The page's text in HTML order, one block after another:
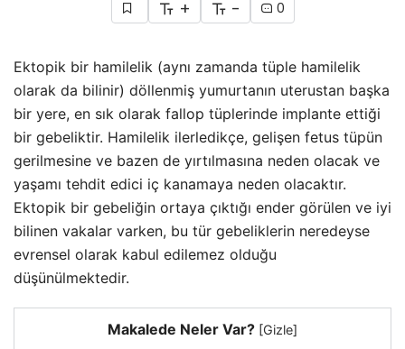
+ - 0
Ektopik bir hamilelik (aynı zamanda tüple hamilelik
olarak da bilinir) döllenmiş yumurtanın uterustan başka
bir yere, en sık olarak fallop tüplerinde implante ettiği
bir gebeliktir. Hamilelik ilerledikçe, gelişen fetus tüpün
gerilmesine ve bazen de yırtılmasına neden olacak ve
yaşamı tehdit edici iç kanamaya neden olacaktır.
Ektopik bir gebeliğin ortaya çıktığı ender görülen ve iyi
bilinen vakalar varken, bu tür gebeliklerin neredeyse
evrensel olarak kabul edilemez olduğu
düşünülmektedir.
Makalede Neler Var? [Gizle]